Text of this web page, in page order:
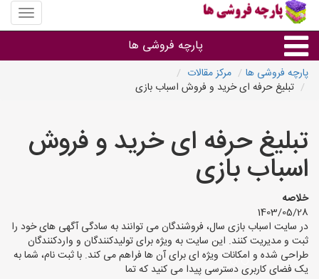
منوی
سایت
فروشی
پارچه فروشی ها
پارچه براساس جنس
پارچه براساس رنگ طرح و کاربرد
پارچه فروشی های هر شهر
پارچه فروشی ها
مرکز مقالات
تبلیغ حرفه ای خرید و فروش اسباب بازی
تبلیغ حرفه ای خرید و فروش
اسباب بازی
خلاصه
1403/05/28
در سایت اسباب بازی سال، فروشندگان می توانند به سادگی آگهی های خود را
ثبت و مدیریت کنند. این سایت به ویژه برای تولیدکنندگان و واردکنندگان
طراحی شده و امکانات ویژه ای برای آن ها فراهم می کند. با ثبت نام، شما به
یک فضای کاربری دسترسی پیدا می کنید که تما